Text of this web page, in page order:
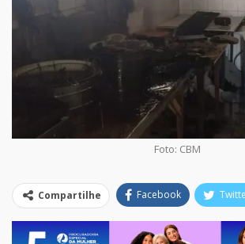
Foto: CBM
Compartilhe Facebook